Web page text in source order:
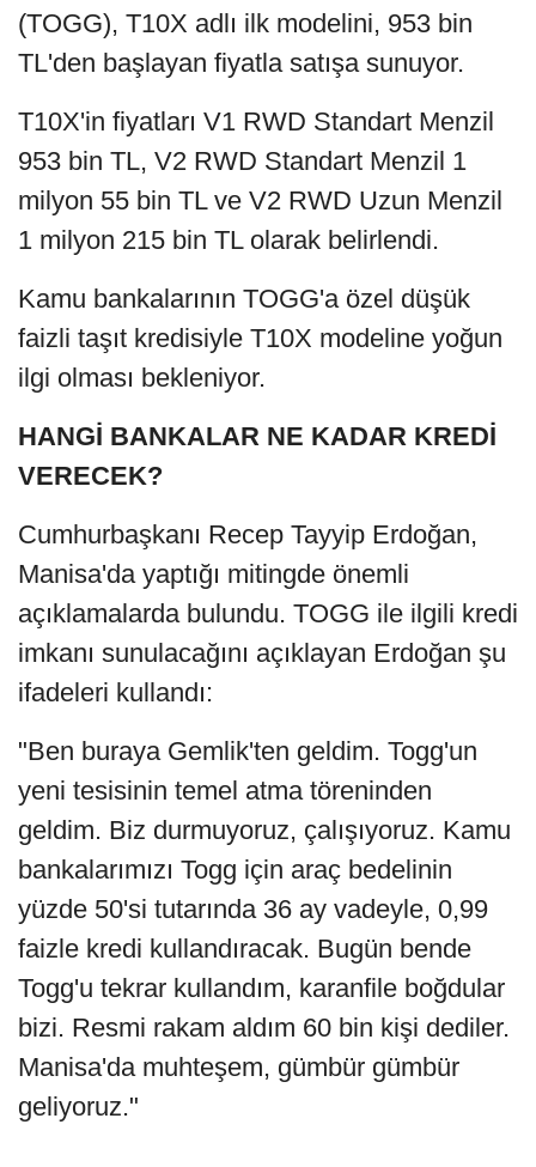
(TOGG), T10X adlı ilk modelini, 953 bin
TL'den başlayan fiyatla satışa sunuyor.
T10X'in fiyatları V1 RWD Standart Menzil
953 bin TL, V2 RWD Standart Menzil 1
milyon 55 bin TL ve V2 RWD Uzun Menzil
1 milyon 215 bin TL olarak belirlendi.
Kamu bankalarının TOGG'a özel düşük
faizli taşıt kredisiyle T10X modeline yoğun
ilgi olması bekleniyor.
HANGİ BANKALAR NE KADAR KREDİ
VERECEK?
Cumhurbaşkanı Recep Tayyip Erdoğan,
Manisa'da yaptığı mitingde önemli
açıklamalarda bulundu. TOGG ile ilgili kredi
imkanı sunulacağını açıklayan Erdoğan şu
ifadeleri kullandı:
"Ben buraya Gemlik'ten geldim. Togg'un
yeni tesisinin temel atma töreninden
geldim. Biz durmuyoruz, çalışıyoruz. Kamu
bankalarımızı Togg için araç bedelinin
yüzde 50'si tutarında 36 ay vadeyle, 0,99
faizle kredi kullandıracak. Bugün bende
Togg'u tekrar kullandım, karanfile boğdular
bizi. Resmi rakam aldım 60 bin kişi dediler.
Manisa'da muhteşem, gümbür gümbür
geliyoruz."